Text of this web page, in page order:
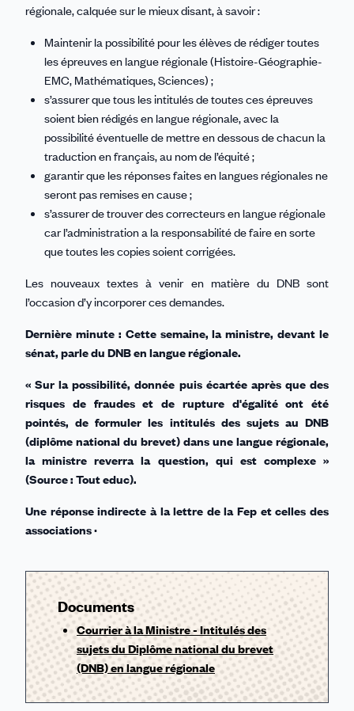
régionale, calquée sur le mieux disant, à savoir :
Maintenir la possibilité pour les élèves de rédiger toutes
les épreuves en langue régionale (Histoire-Géographie-
EMC, Mathématiques, Sciences) ;
s’assurer que tous les intitulés de toutes ces épreuves
soient bien rédigés en langue régionale, avec la
possibilité éventuelle de mettre en dessous de chacun la
traduction en français, au nom de l’équité ;
garantir que les réponses faites en langues régionales ne
seront pas remises en cause ;
s’assurer de trouver des correcteurs en langue régionale
car l’administration a la responsabilité de faire en sorte
que toutes les copies soient corrigées.
Les nouveaux textes à venir en matière du DNB sont
l’occasion d’y incorporer ces demandes.
Dernière minute : Cette semaine, la ministre, devant le
sénat, parle du DNB en langue régionale.
« Sur la possibilité, donnée puis écartée après que des
risques de fraudes et de rupture d'égalité ont été
pointés, de formuler les intitulés des sujets au DNB
(diplôme national du brevet) dans une langue régionale,
la ministre reverra la question, qui est complexe »
(Source : Tout educ).
Une réponse indirecte à la lettre de la Fep et celles des
associations ·
Documents
Courrier à la Ministre - Intitulés des
sujets du Diplôme national du brevet
(DNB) en langue régionale